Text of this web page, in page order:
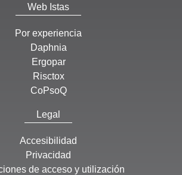
Web Istas
Por experiencia
Daphnia
Ergopar
Risctox
CoPsoQ
Legal
Accesibilidad
Privacidad
de acceso y utilización